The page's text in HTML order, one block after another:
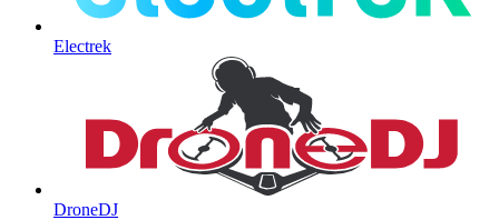
Electrek
DroneDJ